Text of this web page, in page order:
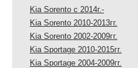
Kia Sorento с 2014г.-
Kia Sorento 2010-2013гг.
Kia Sorento 2002-2009гг.
Kia Sportage 2010-2015гг.
Kia Sportage 2004-2009гг.